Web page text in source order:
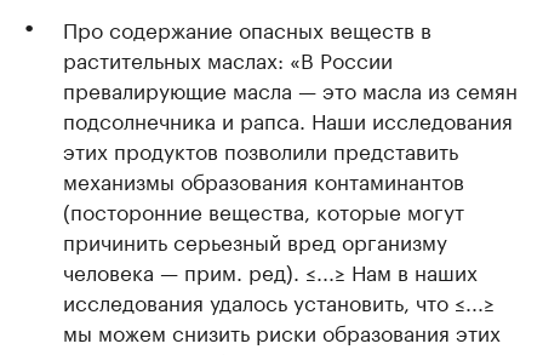
Про содержание опасных веществ в
растительных маслах: «В России
превалирующие масла — это масла из семян
подсолнечника и рапса. Наши исследования
этих продуктов позволили представить
механизмы образования контаминантов
(посторонние вещества, которые могут
причинить серьезный вред организму
человека — прим. ред). ≤...≥ Нам в наших
исследования удалось установить, что ≤...≥
мы можем снизить риски образования этих